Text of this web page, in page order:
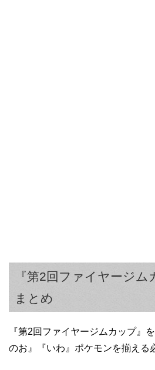
『第2回ファイヤージ
まとめ
『第2回ファイヤージムカップ』
のお』『いわ』ポケモンを揃える